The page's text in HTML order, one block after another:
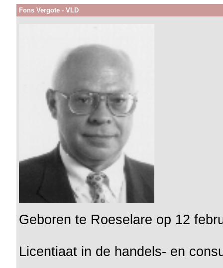
Fons Vergote - VLD
Geboren te Roeselare op 12
Licentiaat in de handels- en